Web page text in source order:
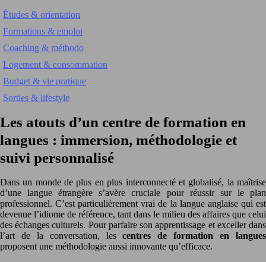
Études & orientation
Formations & emploi
Coaching & méthodo
Logement & consommation
Budget & vie pratique
Sorties & lifestyle
Les atouts d’un centre de formation en
langues : immersion, méthodologie et
suivi personnalisé
Dans un monde de plus en plus interconnecté et globalisé, la maîtrise
d’une langue étrangère s’avère cruciale pour réussir sur le plan
professionnel. C’est particulièrement vrai de la langue anglaise qui est
devenue l’idiome de référence, tant dans le milieu des affaires que celui
des échanges culturels. Pour parfaire son apprentissage et exceller dans
l’art de la conversation, lescentres de formation en langues
proposent une méthodologie aussi innovante qu’efficace.